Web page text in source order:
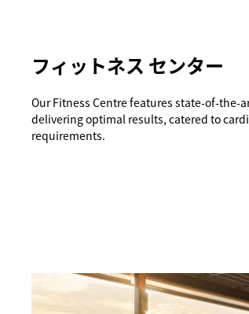
フィットネス センター
Our Fitness Centre features state-of-the-
delivering optimal results, catered to
requirements.